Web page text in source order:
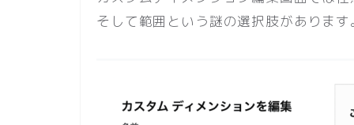
そして範囲という謎の選択肢があります